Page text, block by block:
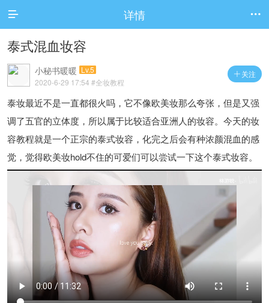
 详情 
泰式混血妆容
 关注
小秘书暖暖 Lv.5
2020-6-29 17:54 #全妆教程
泰妆最近不是一直都很火吗，它不像欧美妆那么夸张，但是又强
调了五官的立体度，所以属于比较适合亚洲人的妆容。今天的妆
容教程就是一个正宗的泰式妆容，化完之后会有种浓颜混血的感
觉，觉得欧美妆hold不住的可爱们可以尝试一下这个泰式妆容。